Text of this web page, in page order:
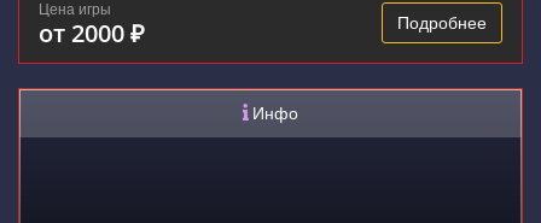
Цена игры
от 2000 ₽ Подробнее
Инфо